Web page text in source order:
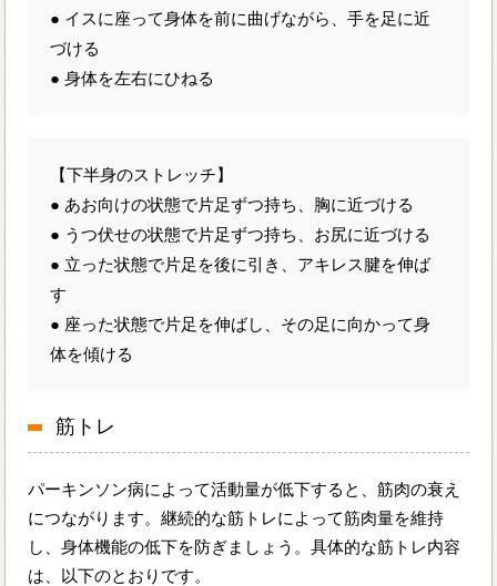
● イスに座って身体を前に曲げながら、手を足に近
づける
● 身体を左右にひねる
【下半身のストレッチ】
● あお向けの状態で片足ずつ持ち、胸に近づける
● うつ伏せの状態で片足ずつ持ち、お尻に近づける
● 立った状態で片足を後に引き、アキレス腱を伸ば
す
● 座った状態で片足を伸ばし、その足に向かって身
体を傾ける
筋トレ
パーキンソン病によって活動量が低下すると、筋肉の衰え
につながります。継続的な筋トレによって筋肉量を維持
し、身体機能の低下を防ぎましょう。具体的な筋トレ内容
は、以下のとおりです。